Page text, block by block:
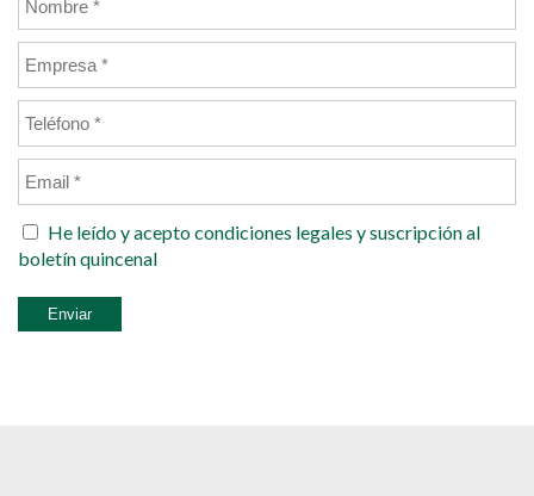
He leído y aceptocondiciones legales y suscripción al
boletín quincenal